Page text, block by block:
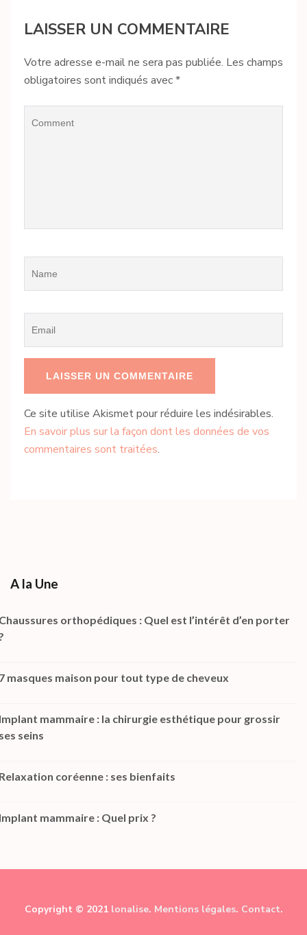
LAISSER UN COMMENTAIRE
Votre adresse e-mail ne sera pas publiée. Les champs
obligatoires sont indiqués avec*
Ce site utilise Akismet pour réduire les indésirables.
En savoir plus sur la façon dont les données de vos
commentaires sont traitées.
A la Une
orthopédiques : Quel est l’intérêt d’en porter
masques maison pour tout type de cheveux
mammaire : la chirurgie esthétique pour grossir
seins
coréenne : ses bienfaits
mammaire : Quel prix ?
Copyright © 2021 lonalise. Mentions légales. Contact.